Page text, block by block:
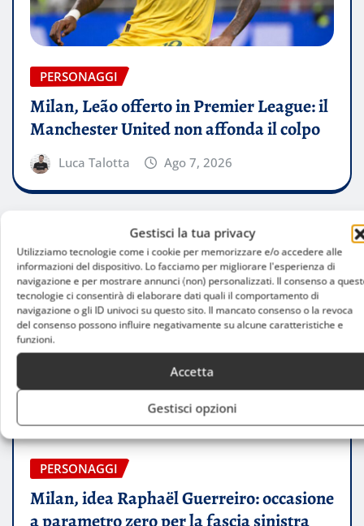
Gestisci la tua privacy
Utilizziamo tecnologie come i cookie per memorizzare e/o accedere alle
informazioni del dispositivo. Lo facciamo per migliorare l'esperienza di
navigazione e per mostrare annunci (non) personalizzati. Il consenso a
tecnologie ci consentirà di elaborare dati quali il comportamento di
navigazione o gli ID univoci su questo sito. Il mancato consenso o la revoca
del consenso possono influire negativamente su alcune caratteristiche e
funzioni.
Accetta
Gestisci opzioni
PERSONAGGI
Milan, Leão offerto in Premier League: il
Manchester United non affonda il colpo
Luca Talotta Ago 7, 2026
PERSONAGGI
Milan, idea Raphaël Guerreiro: occasione
a parametro zero per la fascia sinistra